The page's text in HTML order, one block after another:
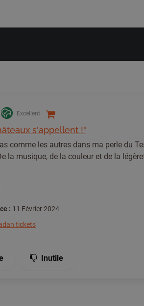
Excellent
s'appellent !"
comme les autres dans ma perle du
la musique, de la couleur et de la
: 11 Février 2024
tickets
Inutile